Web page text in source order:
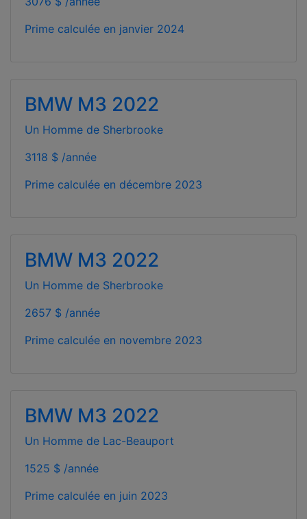
Prime calculée en janvier 2024
BMW M3 2022
Un Homme de Sherbrooke
3118 $ /année
Prime calculée en décembre 2023
BMW M3 2022
Un Homme de Sherbrooke
2657 $ /année
Prime calculée en novembre 2023
BMW M3 2022
Un Homme de Lac-Beauport
1525 $ /année
Prime calculée en juin 2023